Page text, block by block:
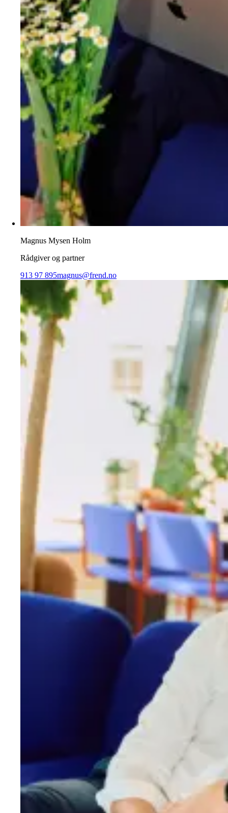
Magnus Mysen Holm
Rådgiver og partner
913 97 895magnus@frend.no